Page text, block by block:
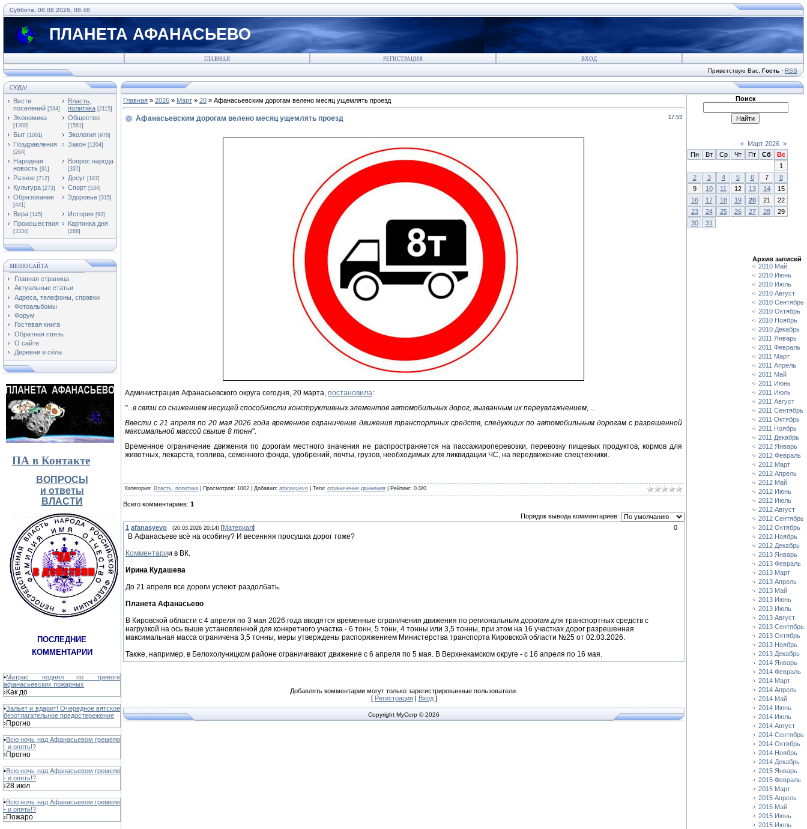
Суббота, 08.08.2026, 08:48
ПЛАНЕТА АФАНАСЬЕВО
ГЛАВНАЯ РЕГИСТРАЦИЯ ВХОД
Приветствую Вас Гость · RSS
СЮДА!
Вести
поселений [534]
Власть,
политика [2115]
Экономика
[1300]
Общество
[1591]
Быт [1001] Экология [978]
Поздравления
[264]
Закон [1204]
Народная
новость [91]
Вопрос народа
[337]
Разное [712] Досуг [187]
Культура [273] Спорт [534]
Образование
[441]
Здоровье [315]
Вера [145] История [93]
Происшествия
[3334]
Картинка дня
[288]
МЕНЮ САЙТА
Главная страница
Актуальные статьи
Адреса, телефоны, справки
Фотоальбомы
Форум
Гостевая книга
Обратная связь
О сайте
Деревни и сёла
ПА в Контакте
ВОПРОСЫ
и ответы
ВЛАСТИ
ПОСЛЕДНИЕ
КОММЕНТАРИИ
•Матрас поднял по тревоге
афанасьевских пожарных
›Как до
•Зальет и вдарит! Очередное вятское
безотлагательное предостережение
›Прогно
•Всю ночь над Афанасьевом гремело
- и опять!?
›Прогно
•Всю ночь над Афанасьевом гремело
- и опять!?
›28 июл
•Всю ночь над Афанасьевом гремело
- и опять!?
›Пожаро
Главная » 2026 » Март » 20 » Афанасьевским дорогам велено месяц ущемлять проезд
17:53
Афанасьевским дорогам велено месяц ущемлять проезд
Администрация Афанасьевского округа сегодня, 20 марта, постановила:
"... в связи со снижением несущей способности конструктивных элементов автомобильных дорог, вызванным их переувлажнением, ...
Ввести с 21 апреля по 20 мая 2026 года временное ограничение движения транспортных средств, следующих по автомобильным дорогам с разрешенной
максимальной массой свыше 8 тонн".
Временное ограничение движения по дорогам местного значения не распространяется на пассажироперевозки, перевозку пищевых продуктов, кормов для
животных, лекарств, топлива, семенного фонда, удобрений, почты, грузов, необходимых для ликвидации ЧС, на передвижение спецтехники.
Категория: Власть, политика Просмотров: 1002 | Добавил: afanasyevo Теги: ограничение движения Рейтинг: 0.0/0
Всего комментариев: 1
Порядок вывода комментариев:
0
1 afanasyevo (20.03.2026 20:14) [Материал]
В Афанасьеве всё на особину? И весенняя просушка дорог тоже?
Комментарии в ВК.
Ирина Кудашева
До 21 апреля все дороги успеют раздолбать.
Планета Афанасьево
В Кировской области с 4 апреля по 3 мая 2026 года вводятся временные ограничения движения по региональным дорогам для транспортных средств с
нагрузкой на ось выше установленной для конкретного участка - 6 тонн, 5 тонн, 4 тонны или 3,5 тонны, при этом на 16 участках дорог разрешенная
максимальная масса ограничена 3,5 тонны; меры утверждены распоряжением Министерства транспорта Кировской области №25 от 02.03.2026.
Также, например, в Белохолуницком районе ограничивают движение с 6 апреля по 5 мая. В Верхнекамском округе - с 16 апреля по 16 мая.
Добавлять комментарии могут только зарегистрированные пользователи.
[ Регистрация| Вход]
Copyright MyCorp © 2026
Поиск
« Март 2026 »
Пн
Вт Ср Чт Пт Сб
Вс
1
2
3 4 5 6 7
8
9
10 11 12 13 14
15
16
17 18 19 20 21
22
23
24 25 26 27 28
29
30
31
Архив записей
2010 Май
2010 Июнь
2010 Июль
2010 Август
2010 Сентябрь
2010 Октябрь
2010 Ноябрь
2010 Декабрь
2011 Январь
2011 Февраль
2011 Март
2011 Апрель
2011 Май
2011 Июнь
2011 Июль
2011 Август
2011 Сентябрь
2011 Октябрь
2011 Ноябрь
2011 Декабрь
2012 Январь
2012 Февраль
2012 Март
2012 Апрель
2012 Май
2012 Июнь
2012 Июль
2012 Август
2012 Сентябрь
2012 Октябрь
2012 Ноябрь
2012 Декабрь
2013 Январь
2013 Февраль
2013 Март
2013 Апрель
2013 Май
2013 Июнь
2013 Июль
2013 Август
2013 Сентябрь
2013 Октябрь
2013 Ноябрь
2013 Декабрь
2014 Январь
2014 Февраль
2014 Март
2014 Апрель
2014 Май
2014 Июнь
2014 Июль
2014 Август
2014 Сентябрь
2014 Октябрь
2014 Ноябрь
2014 Декабрь
2015 Январь
2015 Февраль
2015 Март
2015 Апрель
2015 Май
2015 Июнь
2015 Июль